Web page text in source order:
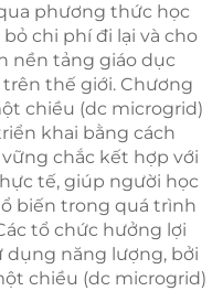
phương thức học
chi phí đi lại và cho
nền tảng giáo dục
thế giới. Chương
chiều (dc microgrid)
khai bằng cách
chắc kết hợp với
tế, giúp người học
biến trong quá trình
tổ chức hưởng lợi
dụng năng lượng, bởi
chiều (dc microgrid)